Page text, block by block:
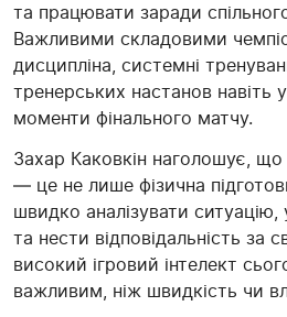
та працювати заради
Важливими складовими
дисципліна, системні
тренерських настанов навіть
моменти фінального матчу.
Захар Каковкін наголошує,
— це не лише фізична
швидко аналізувати
та нести відповідальність за
високий ігровий інтелект
важливим, ніж швидкість чи